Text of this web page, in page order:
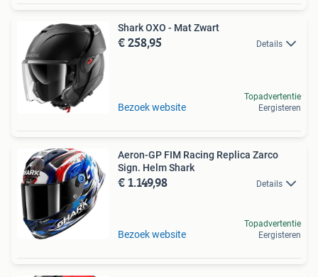
Shark OXO - Mat Zwart
€ 258,95 Details
Bezoek website
Topadvertentie
Eergisteren
Aeron-GP FIM Racing Replica Zarco
Sign. Helm Shark
€ 1.149,98 Details
Bezoek website
Topadvertentie
Eergisteren